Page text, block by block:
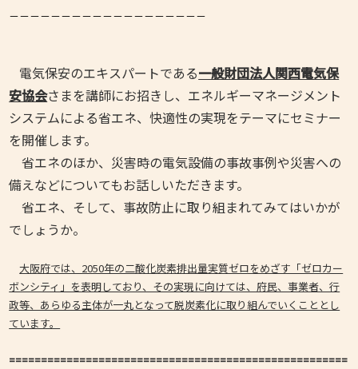
－－－－－－－－－－－－－－－－－－－
電気保安のエキスパートである一般財団法人関西電気保
安協会さまを講師にお招きし、エネルギーマネージメント
システムによる省エネ、快適性の実現をテーマにセミナー
を開催します。
省エネのほか、災害時の電気設備の事故事例や災害への
備えなどについてもお話しいただきます。
省エネ、そして、事故防止に取り組まれてみてはいかが
でしょうか。
大阪府では、2050年の二酸化炭素排出量実質ゼロをめざす「ゼロカー
ボンシティ」を表明しており、その実現に向けては、府民、事業者、行
政等、あらゆる主体が一丸となって脱炭素化に取り組んでいくこととし
ています。
=====================================================